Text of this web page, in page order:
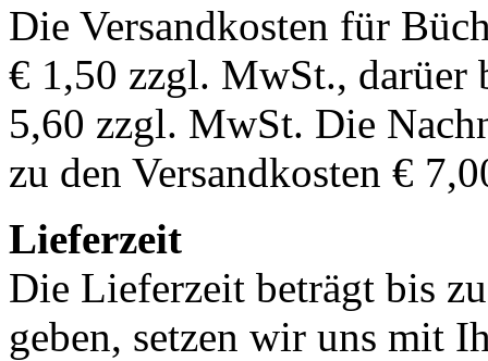
Die Versandkosten für
€ 1,50 zzgl. MwSt., darüer
5,60 zzgl. MwSt. Die
zu den Versandkosten €
Lieferzeit
Die Lieferzeit beträgt bis
geben, setzen wir uns mit